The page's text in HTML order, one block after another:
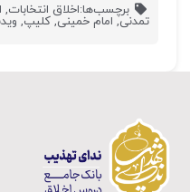
برچسب‌ها:اخلاق انتخابات,
تمدنی, امام خمینی, کلیپ,